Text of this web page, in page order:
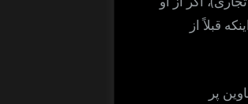
قبلاً از
پر